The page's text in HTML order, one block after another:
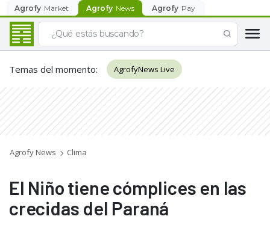
Agrofy Market Agrofy News Agrofy Pay
Temas del momento: AgrofyNews Live
Agrofy News Clima
El Niño tiene cómplices en las
crecidas del Paraná